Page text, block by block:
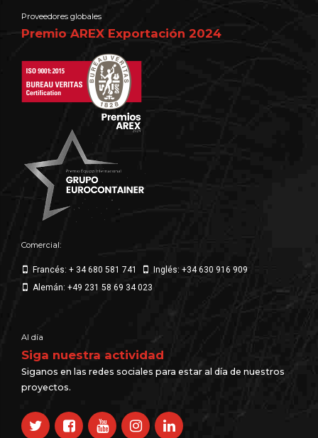
Proveedores globales
Premio AREX Exportación 2024
Comercial:
Francés: + 34 680 581 741
Inglés: +34 630 916 909
Alemán: +49 231 58 69 34 023
Al día
Siga nuestra actividad
Siganos en las redes sociales para estar al día de nuestros
proyectos.